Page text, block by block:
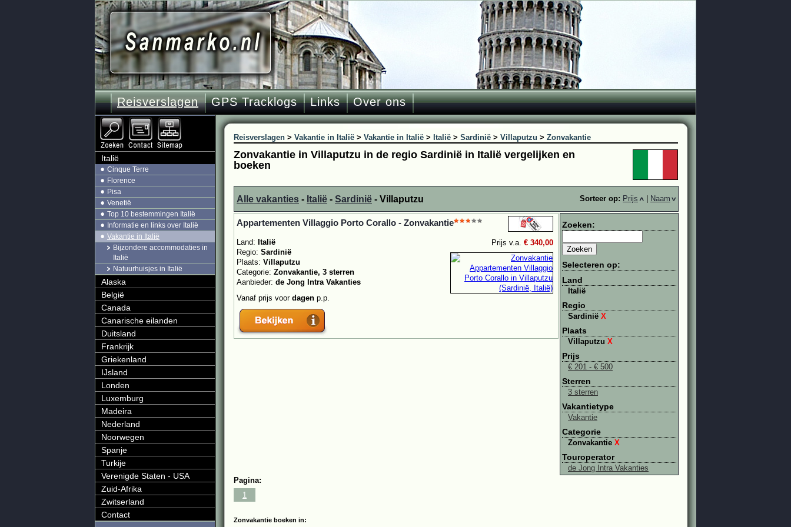
Reisverslagen GPS Tracklogs Links Over ons
Reisverslagen > Vakantie in Italië > Vakantie in Italië > Italië > Sardinië > Villaputzu > Zonvakantie
Zonvakantie in Villaputzu in de regio Sardinië in Italië vergelijken en
boeken
Alle vakanties - Italië - Sardinië - Villaputzu Sorteer op: Prijs Naam
Appartementen Villaggio Porto Corallo - Zonvakantie
Prijs v.a. € 340,00
Land: Italië
Regio: Sardinië
Plaats: Villaputzu
Categorie: Zonvakantie, 3 sterren
Aanbieder: de Jong Intra Vakanties
Vanaf prijs voor dagen p.p.
Zoeken:
Selecteren op:
Land
Italië
Regio
Sardinië X
Plaats
Villaputzu X
Prijs
€ 201 - € 500
Sterren
3 sterren
Vakantietype
Vakantie
Categorie
Zonvakantie X
Touroperator
de Jong Intra Vakanties
Pagina:
1
Zonvakantie boeken in:
Italië
Cinque Terre
Florence
Pisa
Venetië
Top 10 bestemmingen Italië
Informatie en links over Italië
Vakantie in Italië
Bijzondere accommodaties in
Italië
Natuurhuisjes in Italië
Alaska
België
Canada
Canarische eilanden
Duitsland
Frankrijk
Griekenland
IJsland
Londen
Luxemburg
Madeira
Nederland
Noorwegen
Spanje
Turkije
Verenigde Staten - USA
Zuid-Afrika
Zwitserland
Contact